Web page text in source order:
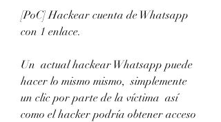
[PoC] Hackear cuenta de Whatsapp
con 1 enlace.
Un  actual hackear Whatsapp puede
hacer lo mismo mismo,  simplemente
un clic por parte de la víctima  así
como el hacker podría obtener acceso